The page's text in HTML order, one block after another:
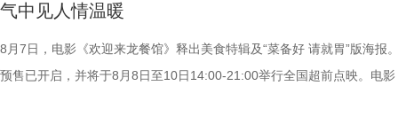
场面，为观众献上一场专属打工人的解压狂欢盛宴。随着音乐声响起，
闪烁，沉闷的办公室一秒切换热舞现场，张若昀、白客、高叶、孙艺洲
动全体员工律动起舞，将所有工作统统抛之脑后；田雨、王耀庆、童漠
演 雷淞然）与初入长安的狼妖实习捕快阿萨（声音出演 张呈）在机关长
开启了一段笑闹互怼的刺激探案之旅。自定档以来，影片以其新奇的世
欢乐热血的冒险故事，以及“喜剧+探案”的类型创新，引发了无数观众的
气中见人情温暖
8月7日，电影《欢迎来龙餐馆》释出美食特辑及“菜备好 请就胃”版海报
预售已开启，并将于8月8日至10日14:00-21:00举行全国超前点映。电影